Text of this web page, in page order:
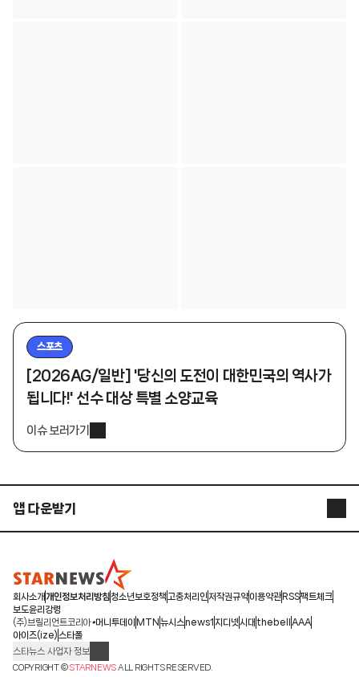
스포츠
[2026AG/일반] '당신의 도전이 대한민국의 역사가
됩니다!' 선수 대상 특별 소양교육
이슈 보러가기
앱 다운받기
STARPOLL
회사소개 개인정보처리방침청소년보호정책 고충처리인저작권규약이용약관 RSS팩트체크
보도윤리강령
(주)브릴리언트코리아 머니투데이 MTN 뉴시스news1 지디넷시대 thebell AAA
아이즈(ize) 스타폴
스타뉴스 사업자 정보
주소: 서울시 종로구 청계천로 11(서린동, 청계한국빌딩)
COPYRIGHT ©STARNEWSALL RIGHTS RESERVED.